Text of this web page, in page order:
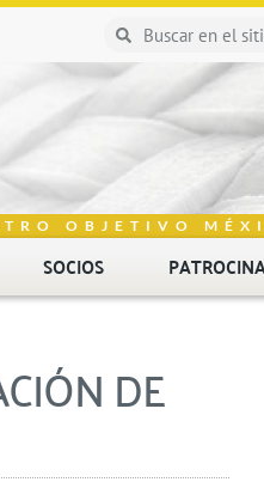
OBJETIVO
SOCIOS
DE